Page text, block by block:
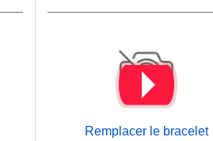
Remplacer le bracelet